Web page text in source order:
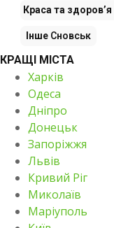
Краса та здоров’я
Інше Сновськ
КРАЩІ МІСТА
Харків
Одеса
Дніпро
Донецьк
Запоріжжя
Львів
Кривий Ріг
Миколаїв
Маріуполь